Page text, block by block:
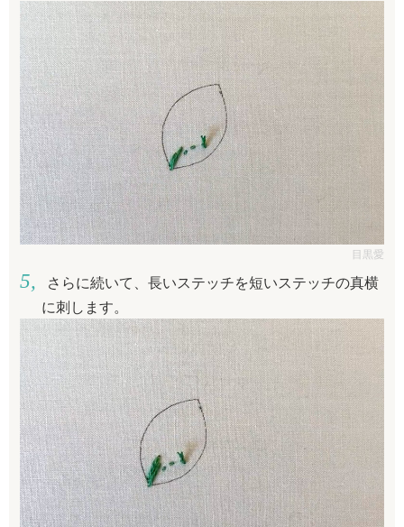
目黒愛
さらに続いて、長いステッチを短いステッチの真横
に刺します。